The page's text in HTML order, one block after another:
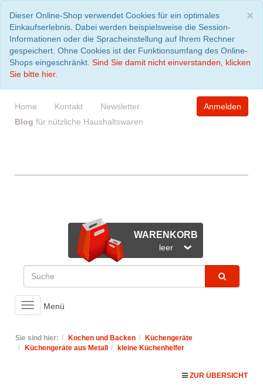
×
Dieser Online-Shop verwendet Cookies für ein optimales
Einkaufserlebnis. Dabei werden beispielsweise die Session-
Informationen oder die Spracheinstellung auf Ihrem Rechner
gespeichert. Ohne Cookies ist der Funktionsumfang des Online-
Shops eingeschränkt. Sind Sie damit nicht einverstanden, klicken
Sie bitte hier.
Home Kontakt
Newsletter
Blog für nützliche Haushaltswaren
Anmelden
WARENKORB
leer
Toggle
navigation
Menü
Sie sind hier: Kochen und Backen
Küchengeräte
Küchengeräte aus Metall
kleine Küchenhelfer
ZUR ÜBERSICHT